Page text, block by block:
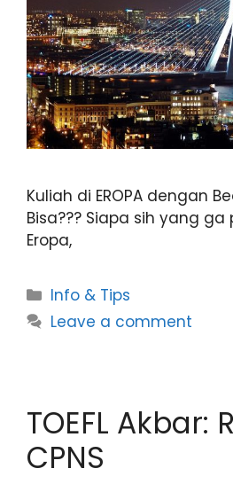
Kuliah di EROPA dengan
Bisa??? Siapa sih yang
Eropa,
Info & Tips
Leave a comment
TOEFL Akbar:
CPNS